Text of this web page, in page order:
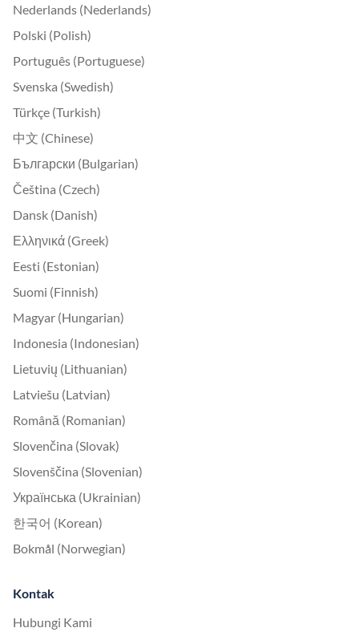
Nederlands (Nederlands)
Polski (Polish)
Português (Portuguese)
Svenska (Swedish)
Türkçe (Turkish)
中文 (Chinese)
Български (Bulgarian)
Čeština (Czech)
Dansk (Danish)
Ελληνικά (Greek)
Eesti (Estonian)
Suomi (Finnish)
Magyar (Hungarian)
Indonesia (Indonesian)
Lietuvių (Lithuanian)
Latviešu (Latvian)
Română (Romanian)
Slovenčina (Slovak)
Slovenščina (Slovenian)
Українська (Ukrainian)
한국어 (Korean)
Bokmål (Norwegian)
Kontak
Hubungi Kami